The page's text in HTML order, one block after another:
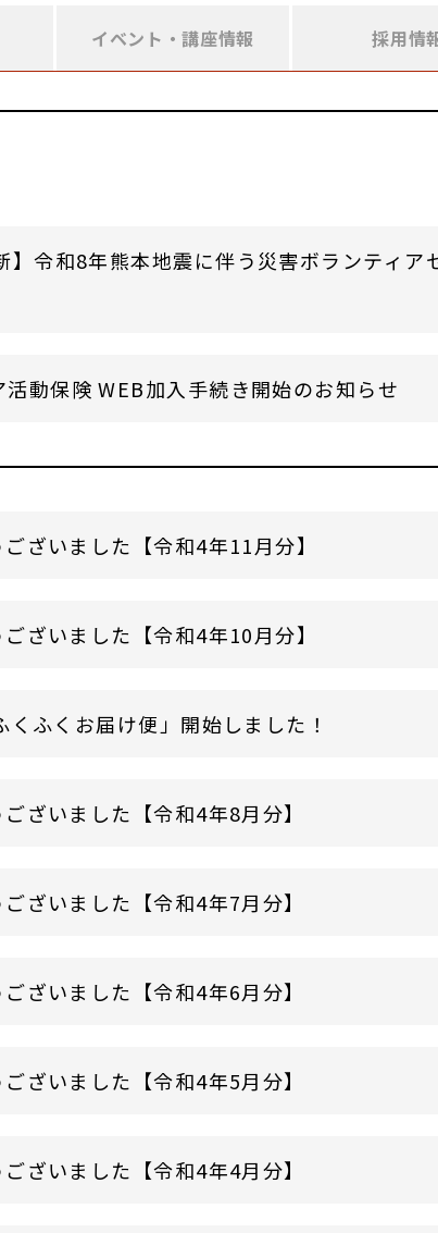
イベント・講座情報 採用情
】令和8年熊本地震に伴う災害ボランティ
活動保険 WEB加入手続き開始のお知らせ
ざいました【令和4年11月分】
ざいました【令和4年10月分】
ふくお届け便」開始しました！
ざいました【令和4年8月分】
ざいました【令和4年7月分】
ざいました【令和4年6月分】
ざいました【令和4年5月分】
ざいました【令和4年4月分】